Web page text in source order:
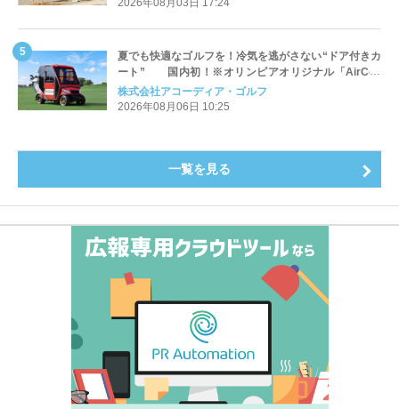
夏でも快適なゴルフを！冷気を逃がさない“ドア付きカ
ート” 国内初！※オリンピアオリジナル「AirCon
Cart（エアコンカート）」導入 | アコーディア・ゴ
ルフ
株式会社アコーディア・ゴルフ
2026年08月06日 10:25
一覧を見る